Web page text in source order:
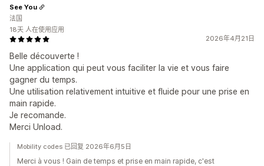
2026年4月21日
Belle découverte !
Une application qui peut vous faciliter la vie et vous faire
gagner du temps.
Une utilisation relativement intuitive et fluide pour une prise en
main rapide.
Je recomande.
Merci Unload.
See You
法国
18天 人在使用应用
Mobility codes 已回复 2026年6月5日
Merci à vous ! Gain de temps et prise en main rapide, c'est